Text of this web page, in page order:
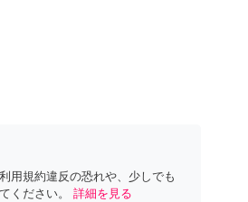
用規約違反の恐れや、少しでも
ください。
詳細を見る